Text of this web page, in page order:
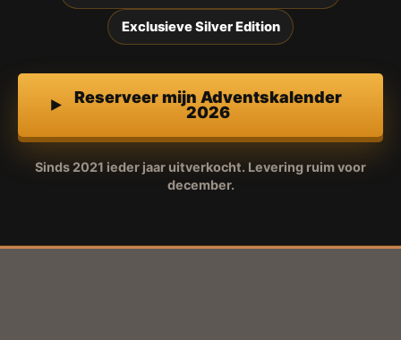
Exclusieve Silver Edition
Reserveer mijn Adventskalender
2026
Sinds 2021 ieder jaar uitverkocht. Levering ruim voor
december.